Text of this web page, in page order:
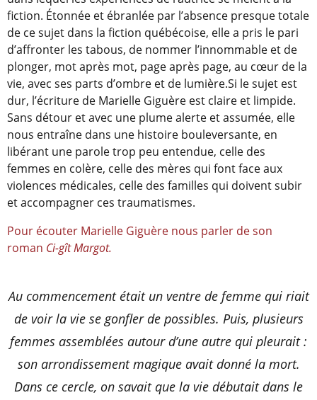
fiction. Étonnée et ébranlée par l’absence presque totale
de ce sujet dans la fiction québécoise, elle a pris le pari
d’affronter les tabous, de nommer l’innommable et de
plonger, mot après mot, page après page, au cœur de la
vie, avec ses parts d’ombre et de lumière.Si le sujet est
dur, l’écriture de Marielle Giguère est claire et limpide.
Sans détour et avec une plume alerte et assumée, elle
nous entraîne dans une histoire bouleversante, en
libérant une parole trop peu entendue, celle des
femmes en colère, celle des mères qui font face aux
violences médicales, celle des familles qui doivent subir
et accompagner ces traumatismes.
Pour écouter Marielle Giguère nous parler de son
roman Ci-gît Margot.
Au commencement était un ventre de femme qui riait
de voir la vie se gonfler de possibles. Puis, plusieurs
femmes assemblées autour d’une autre qui pleurait :
son arrondissement magique avait donné la mort.
Dans ce cercle, on savait que la vie débutait dans le